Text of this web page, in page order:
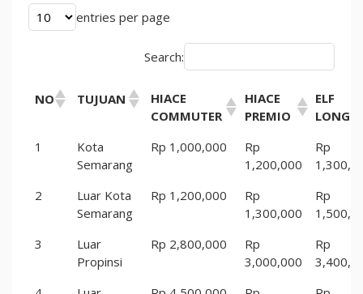
entries per page
Search:
NO TUJUAN
HIACE
COMMUTER
HIACE
PREMIO
ELF
LONG
1
Kota
Semarang
Rp 1,000,000
Rp
1,200,000
Rp
2
Luar Kota
Semarang
Rp 1,200,000
Rp
1,300,000
Rp
3
Luar
Propinsi
Rp 2,800,000
Rp
3,000,000
Rp